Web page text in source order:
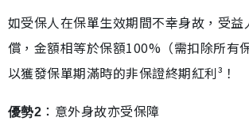
如受保人在保單生效期間不幸身故，受
償，金額相等於保額100%（需扣除所有
以獲發保單期滿時的非保證終期紅利³！
優勢2 ：意外身故亦受保障